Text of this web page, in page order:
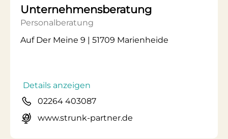
Unternehmensberatung
Personalberatung
Auf Der Meine 9 | 51709 Marienheide
Details anzeigen
02264 403087
www.strunk-partner.de